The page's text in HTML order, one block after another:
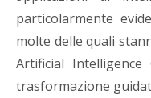
particolarmente
molte delle quali
Artificial
trasformazione